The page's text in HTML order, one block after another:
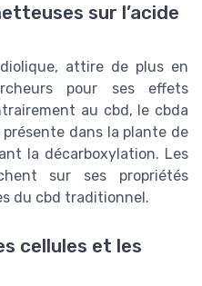
sur l’acide
attire de plus en
pour ses effets
au cbd, le cbda
dans la plante de
la décarboxylation. Les
sur ses propriétés
du cbd traditionnel.
cellules et les